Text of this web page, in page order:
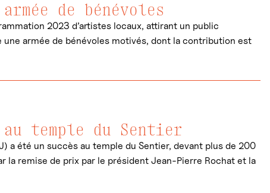
de bénévoles
2023 d’artistes locaux, attirant un public
armée de bénévoles motivés, dont la contribution est
au temple du Sentier
a été un succès au temple du Sentier, devant plus de 200
la remise de prix par le président Jean-Pierre Rochat et la